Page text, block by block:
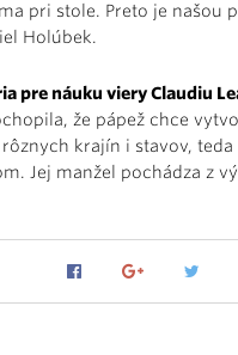
pri stole. Preto je našou
Holúbek.
pre náuku viery Claudiu
že pápež chce
krajín i stavov,
Jej manžel pochádza z